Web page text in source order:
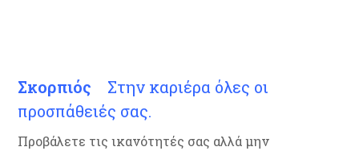
Σκορπιός Στην καριέρα όλες οι
προσπάθειές σας.
Προβάλετε τις ικανότητές σας αλλά μην